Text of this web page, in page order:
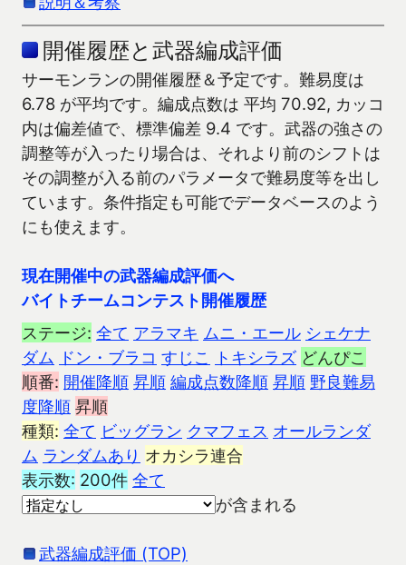
開催履歴と武器編成評価
サーモンランの開催履歴＆予定です。難易度は
6.78 が平均です。編成点数は 平均 70.92, カッコ
内は偏差値で、標準偏差 9.4 です。武器の強さの
調整等が入ったり場合は、それより前のシフトは
その調整が入る前のパラメータで難易度等を出し
ています。条件指定も可能でデータベースのよう
にも使えます。
現在開催中の武器編成評価へ
バイトチームコンテスト開催履歴
ステージ: 全て アラマキ ムニ・エール シェケナ
ダム ドン・ブラコ すじこ トキシラズ どんぴこ
順番: 開催降順 昇順 編成点数降順 昇順 野良難易
度降順 昇順
種類: 全て ビッグラン クマフェス オールランダ
ム ランダムあり オカシラ連合
表示数: 200件 全て
が含まれる
武器編成評価 (TOP)